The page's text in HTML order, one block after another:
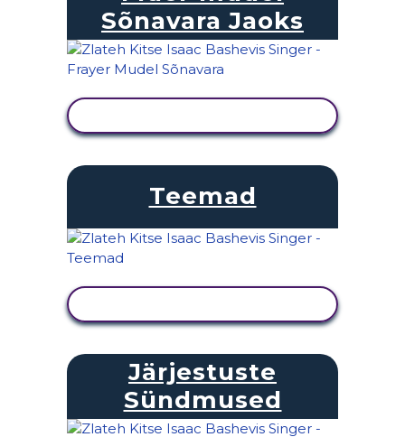
Sõnavara Jaoks
Teemad
Järjestuste
Sündmused